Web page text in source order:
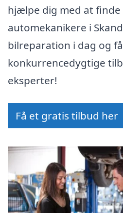
hjælpe dig med at finde
automekanikere i
bilreparation i dag og få
konkurrencedygtige
eksperter!
Få et gratis tilbud her